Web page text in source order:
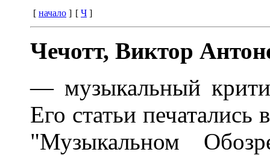
[ начало ] [ Ч ]
Чечотт, Виктор
— музыкальный
Его статьи
"Музыкальном